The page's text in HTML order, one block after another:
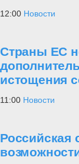
12:00 Новости
Страны ЕС
истощения
11:00 Новости
Российская